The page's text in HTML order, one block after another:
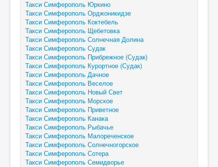
Такси Симферополь Юркино
Такси Симферополь Орджоникидзе
Такси Симферополь Коктебель
Такси Симферополь Щебетовка
Такси Симферополь Солнечная Долина
Такси Симферополь Судак
Такси Симферополь Прибрежное (Судак)
Такси Симферополь Курортное (Судак)
Такси Симферополь Дачное
Такси Симферополь Веселое
Такси Симферополь Новый Свет
Такси Симферополь Морское
Такси Симферополь Приветное
Такси Симферополь Канака
Такси Симферополь Рыбачье
Такси Симферополь Малореченское
Такси Симферополь Солнечногорское
Такси Симферополь Сотера
Такси Симферополь Семидворье